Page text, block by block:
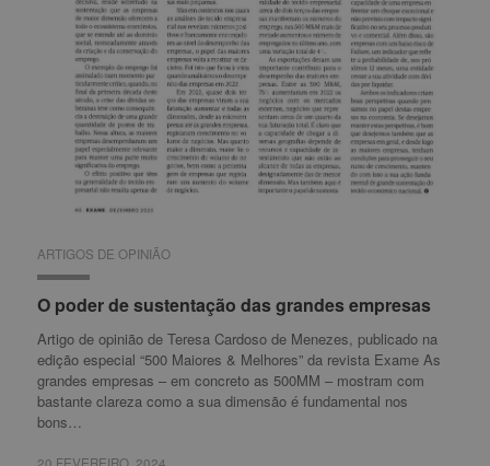
ARTIGOS DE OPINIÃO
O poder de sustentação das grandes empresas
Artigo de opinião de Teresa Cardoso de Menezes, publicado na
edição especial “500 Maiores & Melhores” da revista Exame As
grandes empresas – em concreto as 500MM – mostram com
bastante clareza como a sua dimensão é fundamental nos
bons…
ARTIGOS DE OPINIÃO
O poder de sustentação das grandes empresas